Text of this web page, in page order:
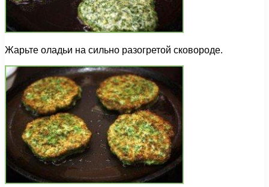
Жарьте оладьи на сильно разогретой сковороде.